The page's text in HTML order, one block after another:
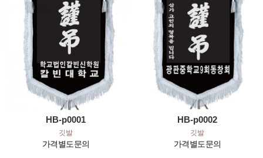
HB-p0001
깃발
가격별도문의
HB-p0002
깃발
가격별도문의